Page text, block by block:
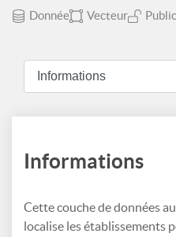
Donnée Vecteur Public
Informations
Cette couche de données
localise les établissements